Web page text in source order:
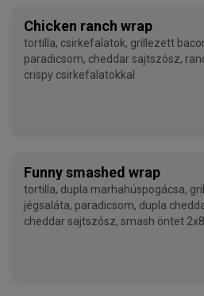
Chicken ranch wrap
tortilla, csirkefalatok, grillezett bacon, jégsaláta,
paradicsom, cheddar sajtszósz, ranch szósz
crispy csirkefalatokkal
Funny smashed wrap
tortilla, dupla marhahúspogácsa, grillezett bacon,
jégsaláta, paradicsom, dupla cheddar sajt,
cheddar sajtszósz, smash öntet 2x8dkg